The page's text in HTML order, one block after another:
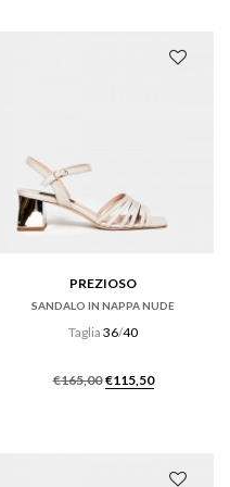
PREZIOSO
SANDALO IN NAPPA NUDE
Taglia 36/40
€165,00 Il
€115,50Il